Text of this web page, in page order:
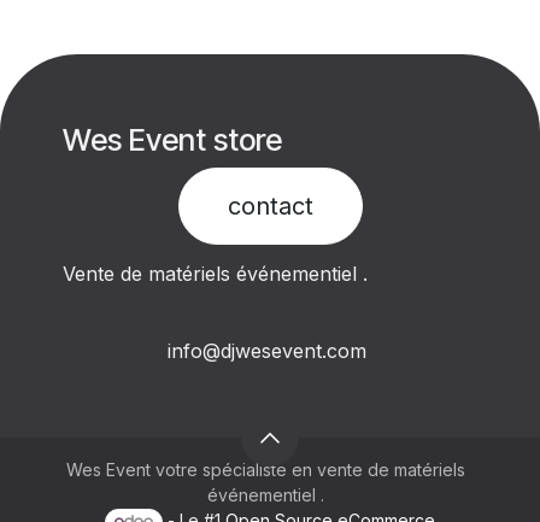
Wes Event store
contact​
Vente de matériels événementiel .
info@djwesevent.com
Wes Event votre spécialiste en vente de matériels
événementiel .